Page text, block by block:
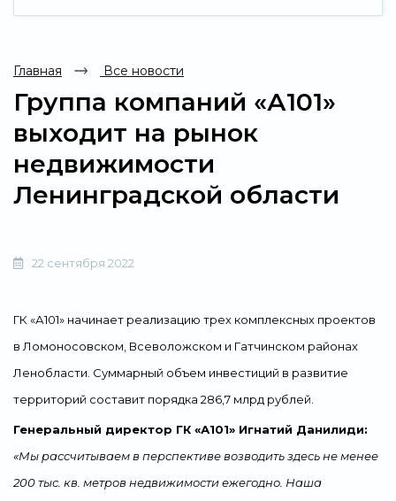
Главная Все новости
Группа компаний «А101»
выходит на рынок
недвижимости
Ленинградской области
22 сентября 2022
ГК «А101» начинает реализацию трех комплексных проектов
в Ломоносовском, Всеволожском и Гатчинском районах
Ленобласти. Суммарный объем инвестиций в развитие
территорий составит порядка 286,7 млрд рублей.
Генеральный директор ГК «А101» Игнатий Данилиди:
«Мы рассчитываем в перспективе возводить здесь не менее
200 тыс. кв. метров недвижимости ежегодно. Наша